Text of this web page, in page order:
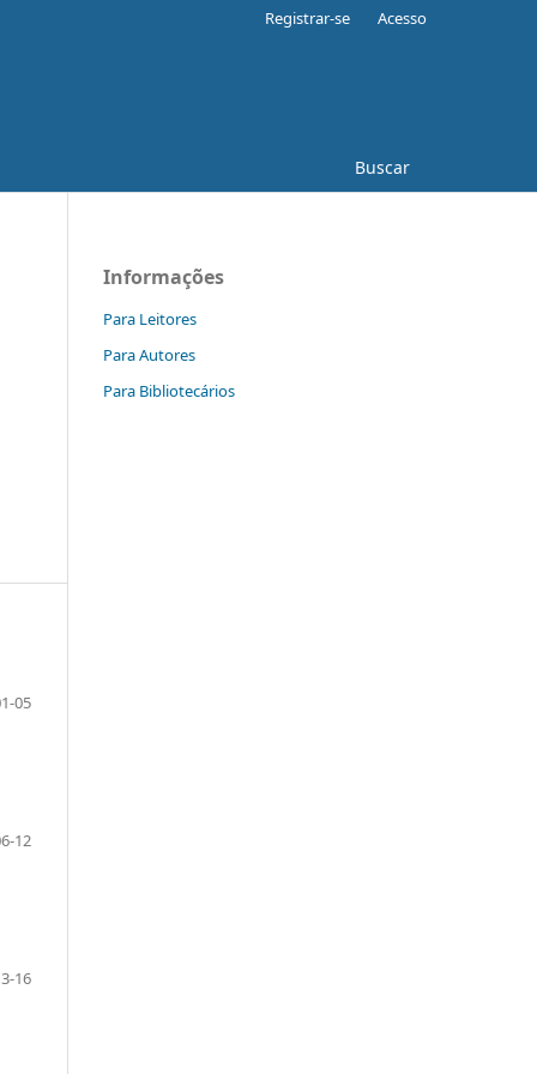
Buscar
Registrar-se Acesso
05
12
16
Informações
Para Leitores
Para Autores
Para Bibliotecários